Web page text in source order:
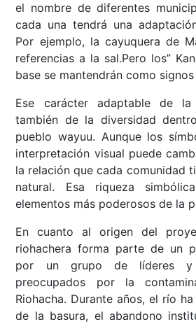
el nombre de diferentes
cada una tendrá una
Por ejemplo, la cayuquera de
referencias a la sal.Pero los”
base se mantendrán como
Ese carácter adaptable de la
también de la diversidad
pueblo wayuu. Aunque los
interpretación visual puede
la relación que cada comunidad
natural. Esa riqueza
elementos más poderosos de la
En cuanto al origen del
riohachera forma parte de un
por un grupo de líderes y
preocupados por la
Riohacha. Durante años, el río
de la basura, el abandono